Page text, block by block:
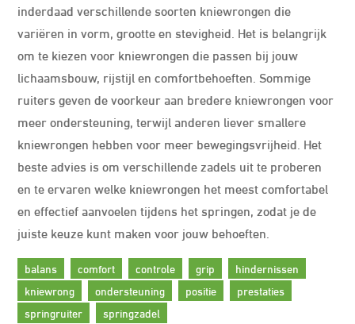
inderdaad verschillende soorten kniewrongen die
variëren in vorm, grootte en stevigheid. Het is belangrijk
om te kiezen voor kniewrongen die passen bij jouw
lichaamsbouw, rijstijl en comfortbehoeften. Sommige
ruiters geven de voorkeur aan bredere kniewrongen voor
meer ondersteuning, terwijl anderen liever smallere
kniewrongen hebben voor meer bewegingsvrijheid. Het
beste advies is om verschillende zadels uit te proberen
en te ervaren welke kniewrongen het meest comfortabel
en effectief aanvoelen tijdens het springen, zodat je de
juiste keuze kunt maken voor jouw behoeften.
balans comfort controle grip
hindernissen
kniewrong
ondersteuning positie
prestaties
springruiter
springzadel